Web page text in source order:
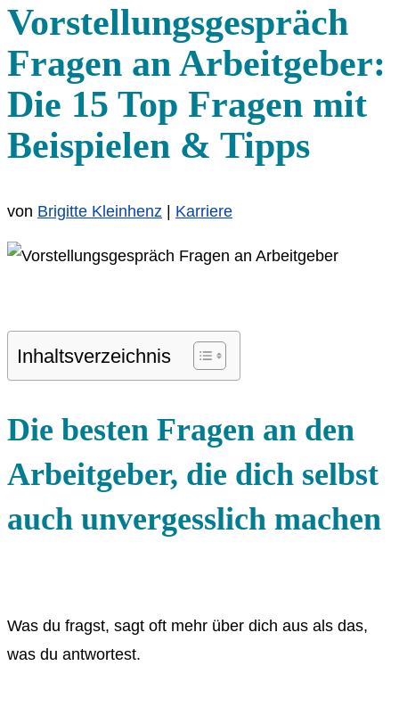
Vorstellungsgespräch
Fragen an Arbeitgeber:
Die 15 Top Fragen mit
Beispielen & Tipps
von Brigitte Kleinhenz | Karriere
Inhaltsverzeichnis
Die besten Fragen an den
Arbeitgeber, die dich selbst
auch unvergesslich machen
Was du fragst, sagt oft mehr über dich aus als das,
was du antwortest.